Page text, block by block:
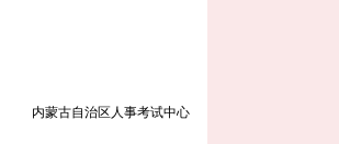
内蒙古自治区人事考试中心